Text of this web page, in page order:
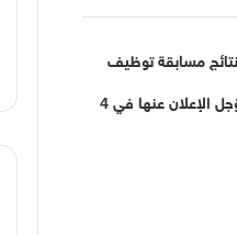
نتائج مسابقة توظيف
الأساتذة على أساس الشهادات وتؤجل الإعلان عنها في 4